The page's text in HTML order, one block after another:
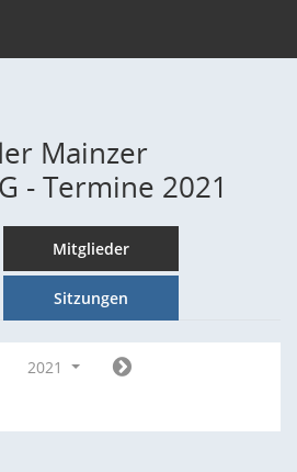
Mainzer
- Termine 2021
Mitglieder
Sitzungen
2021